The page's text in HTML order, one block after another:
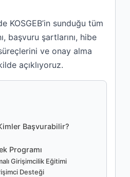
KOSGEB’in sunduğu tüm
başvuru şartlarını, hibe
ve onay alma
açıklıyoruz.
Başvurabilir?
Programı
Girişimcilik Eğitimi
Desteği